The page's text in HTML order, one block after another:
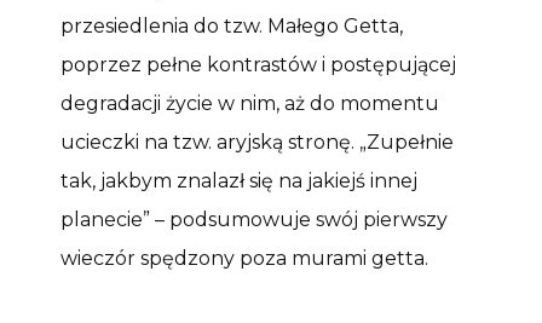
przesiedlenia do tzw. Małego Getta,
poprzez pełne kontrastów i postępującej
degradacji życie w nim, aż do momentu
ucieczki na tzw. aryjską stronę. „Zupełnie
tak, jakbym znalazł się na jakiejś innej
planecie” – podsumowuje swój pierwszy
wieczór spędzony poza murami getta.